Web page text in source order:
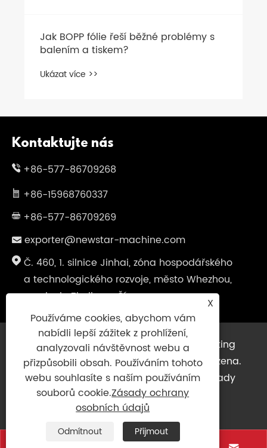
Jak BOPP fólie řeší běžné problémy s
balením a tiskem?
Ukázat více >>
Kontaktujte nás
+86-577-86709268
+86-15968760337
+86-577-86709269
exporter@newstar-machine.com
Č. 460, 1. silnice Jinhai, zóna hospodářského
a technologického rozvoje, město Whezhou,
provincie Zhejiang, Čína
Copyright © 2025 Wenzhou Feihua Printing
Machinery Co., Ltd. Všechna práva vyhrazena.
Links |Sitemap |RSS |XML| Zásady
ochrany osobních údajů|
X
Používáme cookies, abychom vám
nabídli lepší zážitek z prohlížení,
analyzovali návštěvnost webu a
přizpůsobili obsah. Používáním tohoto
webu souhlasíte s naším používáním
souborů cookie.Zásady ochrany
osobních údajů
Odmítnout Přijmout